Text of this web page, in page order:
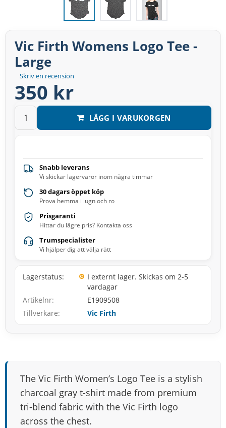
Skriv en recension
Vic Firth Womens Logo Tee -
Large
350 kr
LÄGG I VARUKORGEN
Snabb leverans
Vi skickar lagervaror inom några timmar
30 dagars öppet köp
Prova hemma i lugn och ro
Prisgaranti
Hittar du lägre pris? Kontakta oss
Trumspecialister
Vi hjälper dig att välja rätt
Lagerstatus
I externt lager. Skickas om 2-5
vardagar
Artikelnr
E1909508
Tillverkare
Vic Firth
The Vic Firth Women’s Logo Tee is a stylish
charcoal gray t-shirt made from premium
tri-blend fabric with the Vic Firth logo
across the chest.